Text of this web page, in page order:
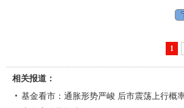
1
相关报道：
基金看市：通胀形势严峻 后市震荡上行概